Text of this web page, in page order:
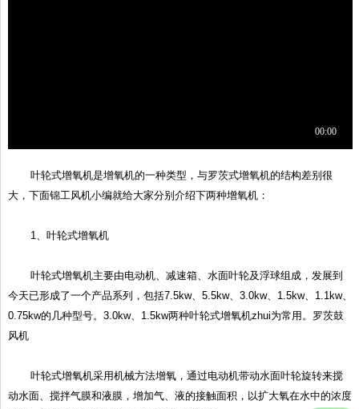
叶轮式增氧机是增氧机的一种类型，与罗茨式增氧机的结构差别很
大，下面锦工风机小编就给大家分别介绍下两种增氧机：
1、叶轮式增氧机
叶轮式增氧机主要由电动机、减速箱、水面叶轮及浮球组成，发展到
今天已形成了一个产品系列，包括7.5kw、5.5kw、3.0kw、1.5kw、1.1kw、
0.75kw的几种型号。3.0kw、1.5kw两种叶轮式增氧机zhui为常用。罗茨鼓
风机
叶轮式增氧机采用机械方法增氧，通过电动机带动水面叶轮旋转来搅
动水面、搅拌气膜和液膜，增加气、液的接触面积，以扩大氧在水中的浓度